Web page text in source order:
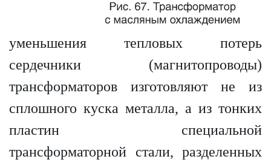
уменьшения тепловых потерь
сердечники (магнитопроводы)
трансформаторов изготовляют не из
сплошного куска металла, а из тонких
пластин специальной
трансформаторной стали, разделенных